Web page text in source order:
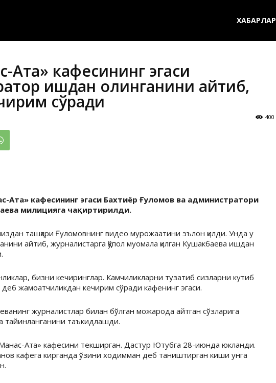
ХАБАРЛАР
Ата» кафесининг эгаси
ишдан олинганини айтиб,
сўради
400
Ата» кафесининг эгаси Бахтиёр Ғуломов ва администратори
милицияга чақиртирилди.
ташқари Ғуломовнинг видео мурожаатини эълон қилди. Унда у
айтиб, журналистарга қўпол муомала қилган Кушакбаева ишдан
бизни кечиринглар. Камчиликларни тузатиб сизларни кутиб
жамоатчиликдан кечирим сўради кафенинг эгаси.
журналистлар билан бўлган можарода айтган сўзларига
тайинланганини таъкидлашди.
Ата» кафесини текширган. Дастур Ютубга 28-июнда юкланди.
кафега кирганда ўзини ходимман деб таништирган киши унга